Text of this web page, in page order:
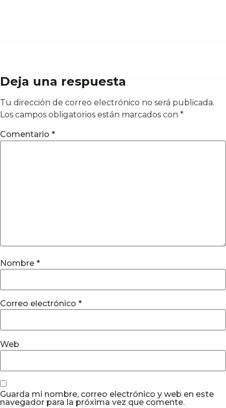
Deja una respuesta
Tu dirección de correo electrónico no será publicada.
Los campos obligatorios están marcados con *
Comentario *
Nombre *
Correo electrónico *
Web
Guarda mi nombre, correo electrónico y web en este
navegador para la próxima vez que comente.